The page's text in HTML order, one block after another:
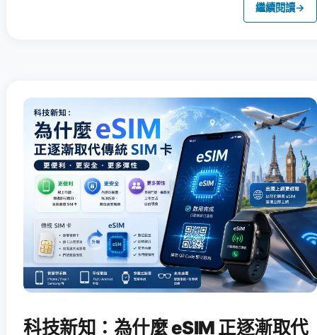
繼續閱讀→
科技新知：為什麼 eSIM 正逐漸取代